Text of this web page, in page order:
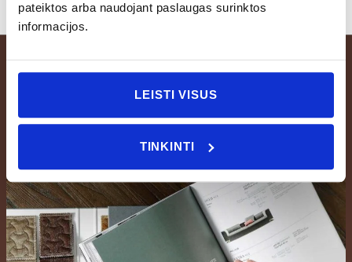
pateiktos arba naudojant paslaugas surinktos
informacijos.
LEISTI VISUS
TINKINTI